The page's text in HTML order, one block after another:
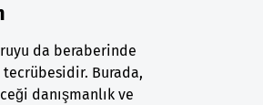
da beraberinde
Burada,
danışmanlık ve